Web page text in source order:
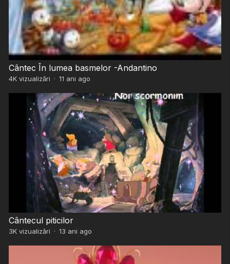
Cântec În lumea basmelor -Andantino
4Kvizualizări · 11 ani ago
Cântecul piticilor
3Kvizualizări · 13 ani ago